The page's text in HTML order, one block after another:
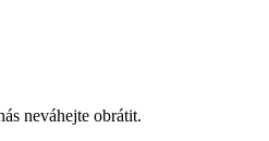
neváhejte obrátit.